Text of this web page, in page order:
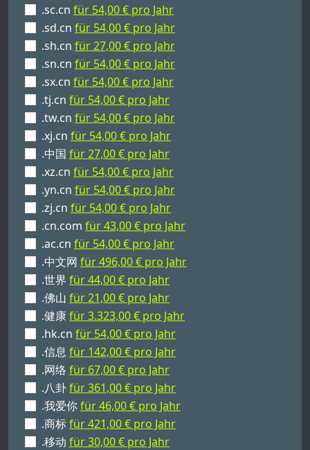
.sc.cn für 54,00 € pro Jahr
.sd.cn für 54,00 € pro Jahr
.sh.cn für 27,00 € pro Jahr
.sn.cn für 54,00 € pro Jahr
.sx.cn für 54,00 € pro Jahr
.tj.cn für 54,00 € pro Jahr
.tw.cn für 54,00 € pro Jahr
.xj.cn für 54,00 € pro Jahr
.中国 für 27,00 € pro Jahr
.xz.cn für 54,00 € pro Jahr
.yn.cn für 54,00 € pro Jahr
.zj.cn für 54,00 € pro Jahr
.cn.com für 43,00 € pro Jahr
.ac.cn für 54,00 € pro Jahr
.中文网 für 496,00 € pro Jahr
.世界 für 44,00 € pro Jahr
.佛山 für 21,00 € pro Jahr
.健康für 3.323,00 € pro Jahr
.hk.cn für 54,00 € pro Jahr
.信息 für 142,00 € pro Jahr
.网络 für 67,00 € pro Jahr
.八卦für 361,00 € pro Jahr
.我爱你für 46,00 € pro Jahr
.商标für 421,00 € pro Jahr
.移动 für 30,00 € pro Jahr